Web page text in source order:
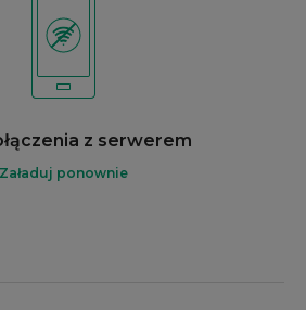
z serwerem
Załaduj ponownie